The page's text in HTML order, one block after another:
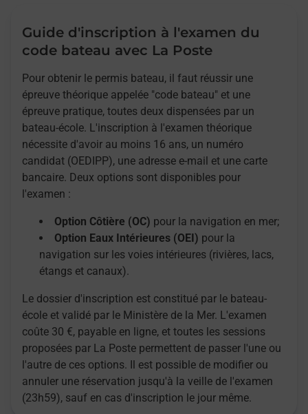
Guide d'inscription à l'examen du
code bateau avec La Poste
Pour obtenir le permis bateau, il faut réussir une
épreuve théorique appelée "code bateau" et une
épreuve pratique, toutes deux dispensées par un
bateau-école. L'inscription à l'examen théorique
nécessite d'avoir au moins 16 ans, un numéro
candidat (OEDIPP), une adresse e-mail et une carte
bancaire. Deux options sont disponibles pour
l'examen :
Option Côtière (OC) pour la navigation en mer;
Option Eaux Intérieures (OEI) pour la
navigation sur les voies intérieures (rivières, lacs,
étangs et canaux).
Le dossier d'inscription est constitué par le bateau-
école et validé par le Ministère de la Mer. L'examen
coûte 30 €, payable en ligne, et toutes les sessions
proposées par La Poste permettent de passer l'une ou
l'autre de ces options. Il est possible de modifier ou
annuler une réservation jusqu'à la veille de l'examen
(23h59), sauf en cas d'inscription le jour même.